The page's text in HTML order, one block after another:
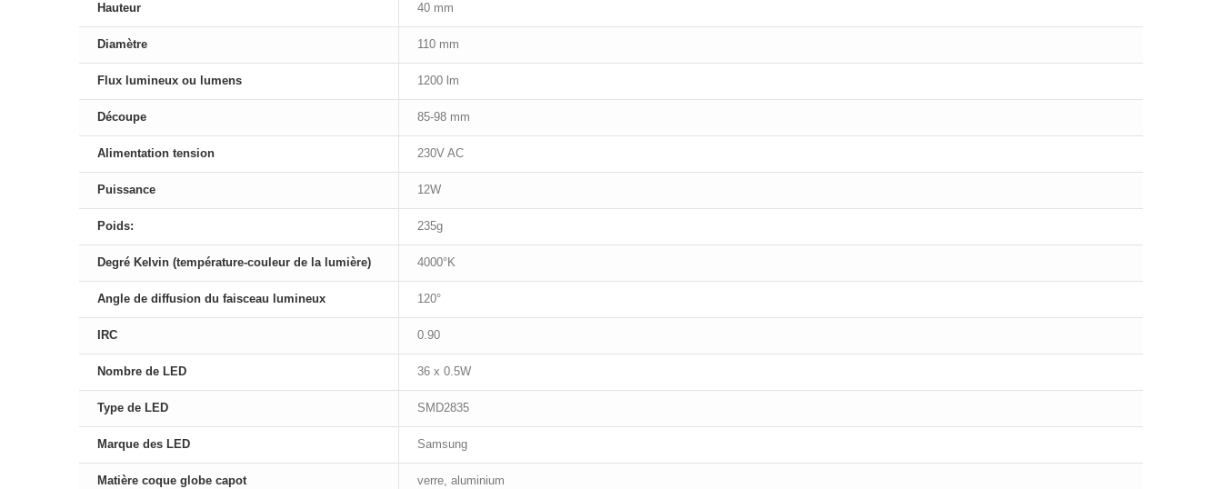
Hauteur 40 mm
Diamètre 110 mm
Flux lumineux ou lumens 1200 lm
Découpe 85-98 mm
Alimentation tension 230V AC
Puissance 12W
Poids: 235g
Degré Kelvin (température-couleur de la lumière) 4000°K
Angle de diffusion du faisceau lumineux 120°
IRC 0.90
Nombre de LED 36 x 0.5W
Type de LED SMD2835
Marque des LED Samsung
Matière coque globe capot verre, aluminium